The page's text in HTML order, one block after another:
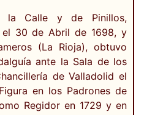
la Calle y de Pinillos,
el 30 de Abril de 1698, y
(La Rioja), obtuvo
ante la Sala de los
de Valladolid el
en los Padrones de
Regidor en 1729 y en